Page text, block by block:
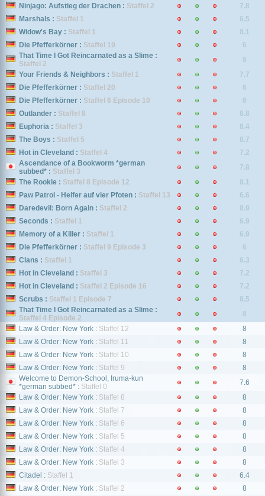
Ninjago: Aufstieg der Drachen : Staffel 2
7.8
Marshals : Staffel 1
6.5
Widow's Bay : Staffel 1
8.1
Die Pfefferkörner : Staffel 19
6
That Time I Got Reincarnated as a Slime :
Staffel 2
8
Your Friends & Neighbors : Staffel 1
7.7
Die Pfefferkörner : Staffel 20
6
Die Pfefferkörner : Staffel 6 Episode 10
6
Outlander : Staffel 8
8.8
Euphoria : Staffel 3
8.4
The Boys : Staffel 5
8.7
Hot in Cleveland : Staffel 4
7.2
Ascendance of a Bookworm *german
subbed* : Staffel 3
7.8
The Rookie : Staffel 8 Episode 12
8.1
Paw Patrol - Helfer auf vier Pfoten : Staffel 13
6.6
Daredevil: Born Again : Staffel 2
8.9
Seconds : Staffel 1
6.9
Memory of a Killer : Staffel 1
6.9
Die Pfefferkörner : Staffel 9 Episode 3
6
Clans : Staffel 1
6.3
Hot in Cleveland : Staffel 3
7.2
Hot in Cleveland : Staffel 2 Episode 16
7.2
Scrubs : Staffel 1 Episode 7
8.5
That Time I Got Reincarnated as a Slime :
Staffel 4 Episode 2
8
Law & Order: New York : Staffel 12
8
Law & Order: New York : Staffel 11
8
Law & Order: New York : Staffel 10
8
Law & Order: New York : Staffel 9
8
Welcome to Demon-School, Iruma-kun
*german subbed* : Staffel 0
7.6
Law & Order: New York : Staffel 8
8
Law & Order: New York : Staffel 7
8
Law & Order: New York : Staffel 6
8
Law & Order: New York : Staffel 5
8
Law & Order: New York : Staffel 4
8
Law & Order: New York : Staffel 3
8
Citadel : Staffel 1
6.4
Law & Order: New York : Staffel 2 8